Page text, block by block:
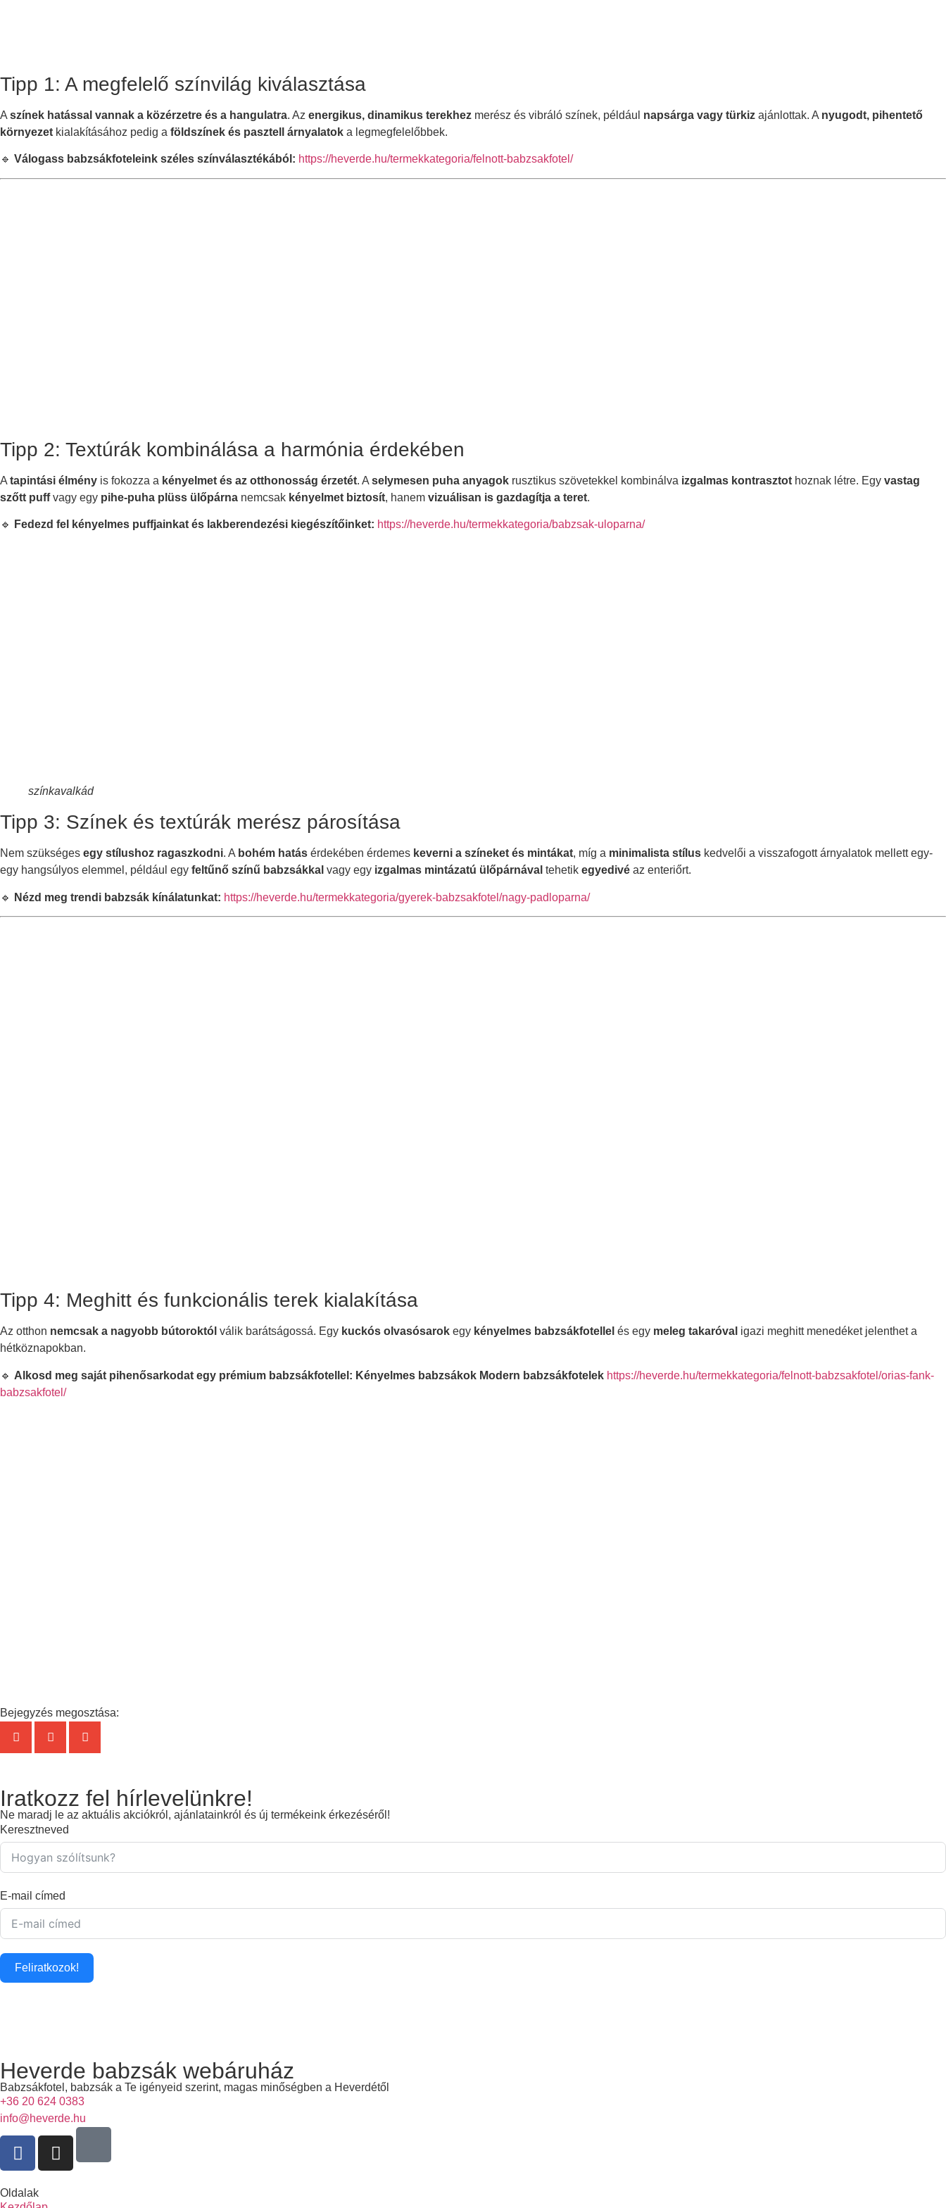
Tipp 1: A megfelelő színvilág kiválasztása
A színek hatással vannak a közérzetre és a hangulatra. Az energikus, dinamikus terekhez merész és vibráló színek, például napsárga vagy türkiz ajánlottak. A nyugodt, pihentető
környezet kialakításához pedig a földszínek és pasztell árnyalatok a legmegfelelőbbek.
🔹 Válogass babzsákfoteleink széles színválasztékából: https://heverde.hu/termekkategoria/felnott-babzsakfotel/
Tipp 2: Textúrák kombinálása a harmónia érdekében
A tapintási élmény is fokozza a kényelmet és az otthonosság érzetét. A selymesen puha anyagok rusztikus szövetekkel kombinálva izgalmas kontrasztot hoznak létre. Egy vastag
szőtt puffvagy egy pihe-puha plüss ülőpárna nemcsak kényelmet biztosít, hanem vizuálisan is gazdagítja a teret.
🔹 Fedezd fel kényelmes puffjainkat és lakberendezési kiegészítőinket: https://heverde.hu/termekkategoria/babzsak-uloparna/
színkavalkád
Tipp 3: Színek és textúrák merész párosítása
Nem szükséges egy stílushoz ragaszkodni. A bohém hatás érdekében érdemes keverni a színeket és mintákat, míg a minimalista stílus kedvelői a visszafogott árnyalatok mellett egy-
egy hangsúlyos elemmel, például egy feltűnő színű babzsákkal vagy egy izgalmas mintázatú ülőpárnával tehetik egyedivé az enteriőrt.
🔹 Nézd meg trendi babzsák kínálatunkat: https://heverde.hu/termekkategoria/gyerek-babzsakfotel/nagy-padloparna/
Tipp 4: Meghitt és funkcionális terek kialakítása
Az otthon nemcsak a nagyobb bútoroktól válik barátságossá. Egy kuckós olvasósarok egy kényelmes babzsákfotellel és egy meleg takaróval igazi meghitt menedéket jelenthet a
hétköznapokban.
🔹 Alkosd meg saját pihenősarkodat egy prémium babzsákfotellel: Kényelmes babzsákok Modern babzsákfotelek https://heverde.hu/termekkategoria/felnott-babzsakfotel/orias-fank-
babzsakfotel/
Bejegyzés megosztása:
Iratkozz fel hírlevelünkre!
Ne maradj le az aktuális akciókról, ajánlatainkról és új termékeink érkezéséről!
Keresztneved
E-mail címed
Feliratkozok!
Heverde babzsák webáruház
Babzsákfotel, babzsák a Te igényeid szerint, magas minőségben a Heverdétől
+36 20 624 0383
info@heverde.hu
Oldalak